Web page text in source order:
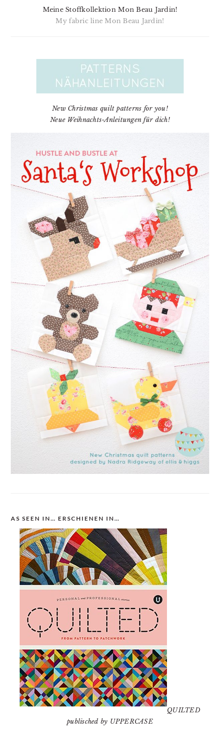
Meine Stoffkollektion Mon Beau Jardin!
My fabric line Mon Beau Jardin!
New Christmas quilt patterns for you!
Neue Weihnachts-Anleitungen für dich!
AS SEEN IN… ERSCHIENEN IN…
QUILTED
publisched by UPPERCASE